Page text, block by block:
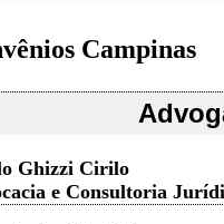
Campinas
Ghizzi Cirilo
e Consultoria